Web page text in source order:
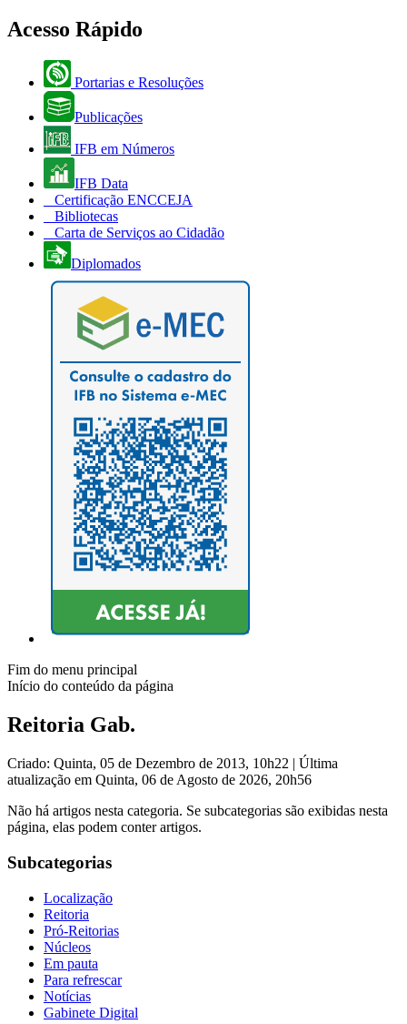
Acesso Rápido
Portarias e Resoluções
Publicações
IFB em Números
IFB Data
Certificação ENCCEJA
Bibliotecas
Carta de Serviços ao Cidadão
Diplomados
Fim do menu principal
Início do conteúdo da página
Reitoria Gab.
Criado: Quinta, 05 de Dezembro de 2013, 10h22 | Última
atualização em Quinta, 06 de Agosto de 2026, 20h56
Não há artigos nesta categoria. Se subcategorias são exibidas nesta
página, elas podem conter artigos.
Subcategorias
Localização
Reitoria
Pró-Reitorias
Núcleos
Em pauta
Para refrescar
Notícias
Gabinete Digital